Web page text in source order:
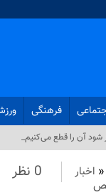
فرهنگی
شود آن را قطع می‌کنیم_
« اخبار
0 نظر